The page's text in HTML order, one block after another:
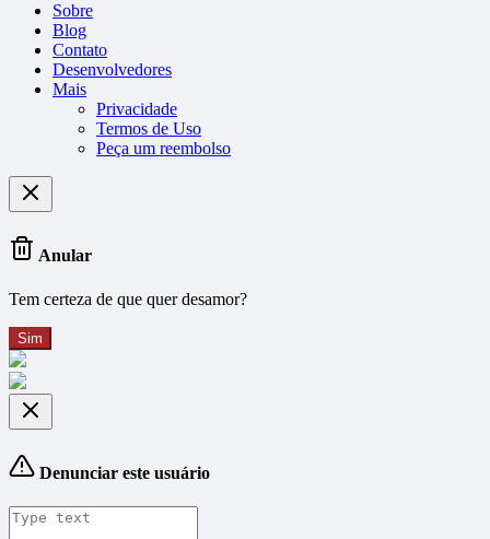
Sobre
Blog
Contato
Desenvolvedores
Mais
Privacidade
Termos de Uso
Peça um reembolso
Anular
Tem certeza de que quer desamor?
Sim
Denunciar este usuário